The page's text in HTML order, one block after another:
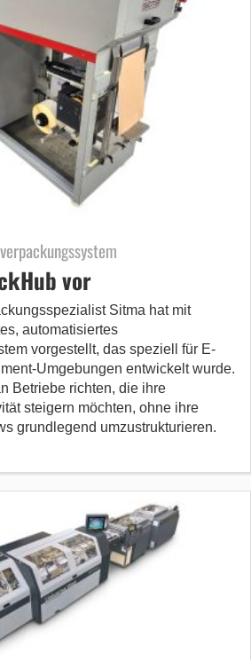
vor
Sitma hat mit
automatisiertes
vorgestellt, das speziell für E-
Umgebungen entwickelt wurde.
Betriebe richten, die ihre
steigern möchten, ohne ihre
grundlegend umzustrukturieren.